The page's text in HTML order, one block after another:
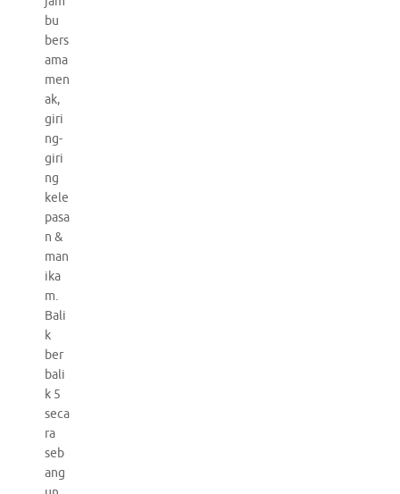
bu
bers
ama
men
ak,
giri
ng-
giri
ng
kele
pasa
n &
man
ika
m.
Bali
k
ber
bali
k 5
seca
ra
seb
ang